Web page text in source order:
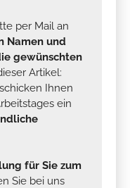
per Mail an
Namen und
gewünschten
Artikel:
Ihnen
ein
für Sie zum
Sie bei uns